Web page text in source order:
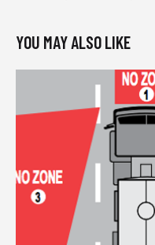
YOU MAY ALSO LIKE